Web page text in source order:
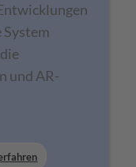
System
und AR-